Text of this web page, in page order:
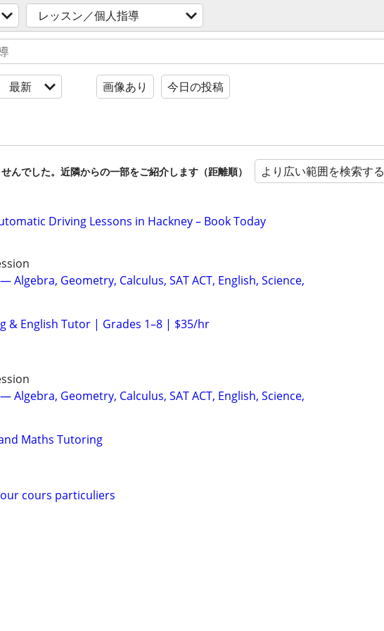
レッスン／個人指導
最新 画像あり 今日の投稿
んでした。近隣からの一部をご紹介します（距離順） より広い範囲を検索する
Driving Lessons in Hackney – Book Today
Algebra, Geometry, Calculus, SAT ACT, English, Science,
& English Tutor | Grades 1–8 | $35/hr
Algebra, Geometry, Calculus, SAT ACT, English, Science,
Maths Tutoring
cours particuliers